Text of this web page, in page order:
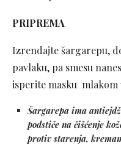
PRIPREMA
Izrendajte šargarepu,
pavlaku, pa smesu
isperite masku mlakom
Šargarepa ima
podstiče na čišćenje
protiv starenja,